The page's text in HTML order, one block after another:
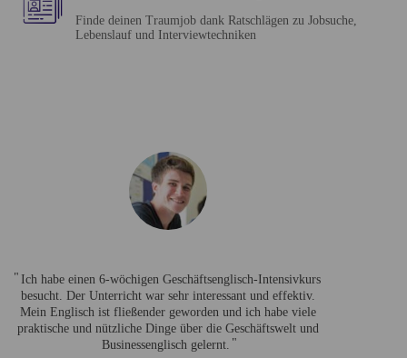
Finde deinen Traumjob dank Ratschlägen zu Jobsuche,
Lebenslauf und Interviewtechniken
Ich habe einen 6-wöchigen Geschäftsenglisch-Intensivkurs
besucht. Der Unterricht war sehr interessant und effektiv.
Mein Englisch ist fließender geworden und ich habe viele
praktische und nützliche Dinge über die Geschäftswelt und
Businessenglisch gelernt.